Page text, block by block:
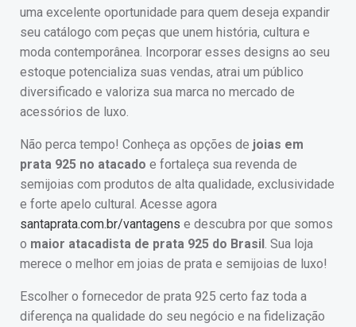
uma excelente oportunidade para quem deseja expandir
seu catálogo com peças que unem história, cultura e
moda contemporânea. Incorporar esses designs ao seu
estoque potencializa suas vendas, atrai um público
diversificado e valoriza sua marca no mercado de
acessórios de luxo.
Não perca tempo! Conheça as opções de joias em
prata 925 no atacado e fortaleça sua revenda de
semijoias com produtos de alta qualidade, exclusividade
e forte apelo cultural. Acesse agora
santaprata.com.br/vantagens e descubra por que somos
o maior atacadista de prata 925 do Brasil . Sua loja
merece o melhor em joias de prata e semijoias de luxo!
Escolher o fornecedor de prata 925 certo faz toda a
diferença na qualidade do seu negócio e na fidelização